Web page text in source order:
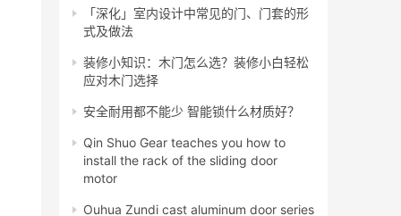
「深化」室内设计中常见的门、门套的形
式及做法
装修小知识：木门怎么选？装修小白轻松
应对木门选择
安全耐用都不能少 智能锁什么材质好？
Qin Shuo Gear teaches you how to
install the rack of the sliding door
motor
Ouhua Zundi cast aluminum door series